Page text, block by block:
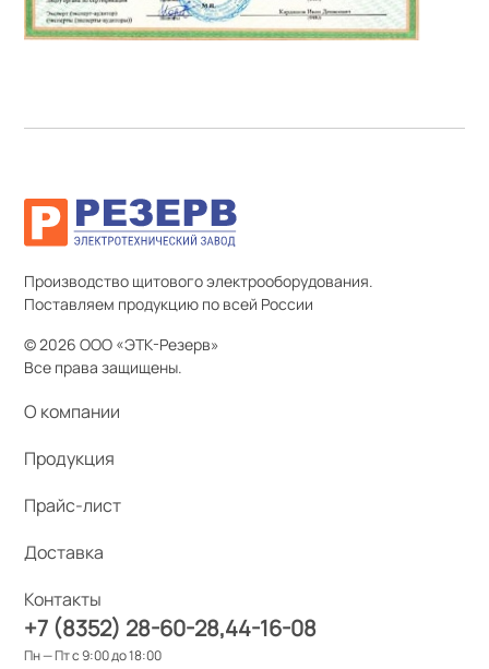
Производство щитового электрооборудования.
Поставляем продукцию по всей России
© 2026 ООО «ЭТК-Резерв»
Все права защищены.
О компании
Продукция
Прайс-лист
Доставка
Контакты
+7 (8352) 28-60-28 44-16-08
Пн — Пт с 9:00 до 18:00